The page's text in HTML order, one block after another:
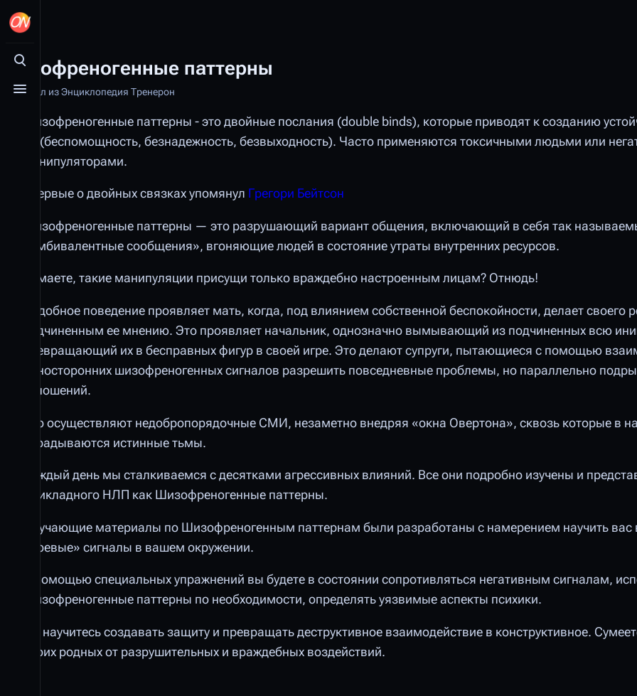
Открыть поиск
Открыть меню
Шизофреногенные паттерны
Материал из Энциклопедия Тренерон
Шизофреногенные паттерны - это двойные послания (double binds), которые приводят к созданию
3Б (беспомощность, безнадежность, безвыходность). Часто применяются токсичными людьми или
манипуляторами.
Впервые о двойных связках упомянул Грегори Бейтсон
Шизофреногенные паттерны — это разрушающий вариант общения, включающий в себя так
«амбивалентные сообщения», вгоняющие людей в состояние утраты внутренних ресурсов.
Думаете, такие манипуляции присущи только враждебно настроенным лицам? Отнюдь!
Подобное поведение проявляет мать, когда, под влиянием собственной беспокойности, делает своего
подчиненным ее мнению. Это проявляет начальник, однозначно вымывающий из подчиненных всю
превращающий их в бесправных фигур в своей игре. Это делают супруги, пытающиеся с помощью
односторонних шизофреногенных сигналов разрешить повседневные проблемы, но параллельно
отношений.
Это осуществляют недобропорядочные СМИ, незаметно внедряя «окна Овертона», сквозь которые в
вкрадываются истинные тьмы.
Каждый день мы сталкиваемся с десятками агрессивных влияний. Все они подробно изучены и
Прикладного НЛП как Шизофреногенные паттерны.
Обучающие материалы по Шизофреногенным паттернам были разработаны с намерением научить вас
«боевые» сигналы в вашем окружении.
С помощью специальных упражнений вы будете в состоянии сопротивляться негативным сигналам,
Шизофреногенные паттерны по необходимости, определять уязвимые аспекты психики.
Вы научитесь создавать защиту и превращать деструктивное взаимодействие в конструктивное.
своих родных от разрушительных и враждебных воздействий.